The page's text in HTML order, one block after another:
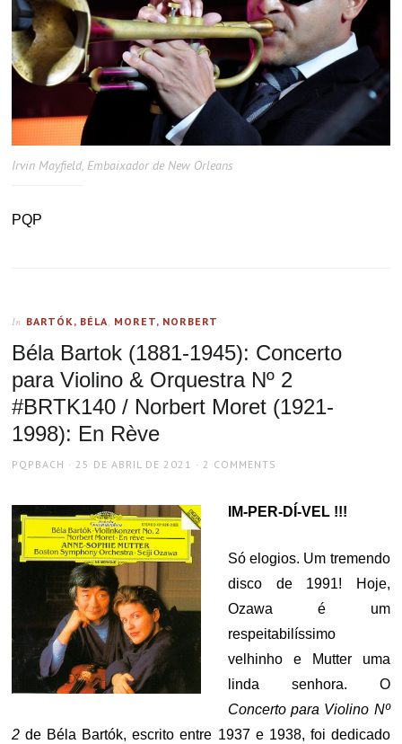
Irvin Mayfield, Embaixador de New Orleans
PQP
In BARTÓK, BÉLA, MORET, NORBERT
Béla Bartok (1881-1945): Concerto
para Violino & Orquestra Nº 2
#BRTK140 / Norbert Moret (1921-
1998): En Rève
AUTHOR
PQPBACH
POSTED
25 DE ABRIL DE 2021 2 COMMENTS
IM-PER-DÍ-VEL !!!
Só elogios. Um tremendo
disco de 1991! Hoje,
Ozawa é um
respeitabilíssimo
velhinho e Mutter uma
linda senhora. O
Concerto para Violino Nº
2 de Béla Bartók, escrito entre 1937 e 1938, foi dedicado